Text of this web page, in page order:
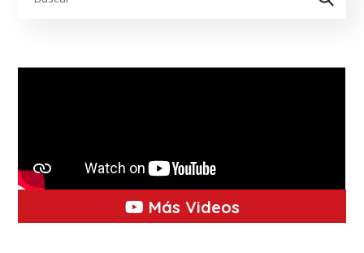
Más Videos